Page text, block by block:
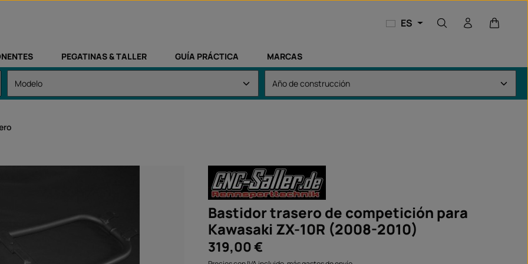
ES El
PEGATINAS & TALLER GUÍA PRÁCTICA MARCAS
Bastidor trasero de competición para
Kawasaki ZX-10R (2008-2010)
Precio normal:
319,00 €